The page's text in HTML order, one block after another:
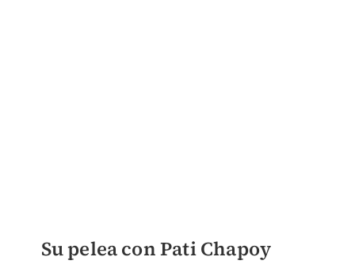
Su pelea con Pati Chapoy